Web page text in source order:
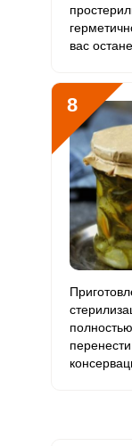
вас
8